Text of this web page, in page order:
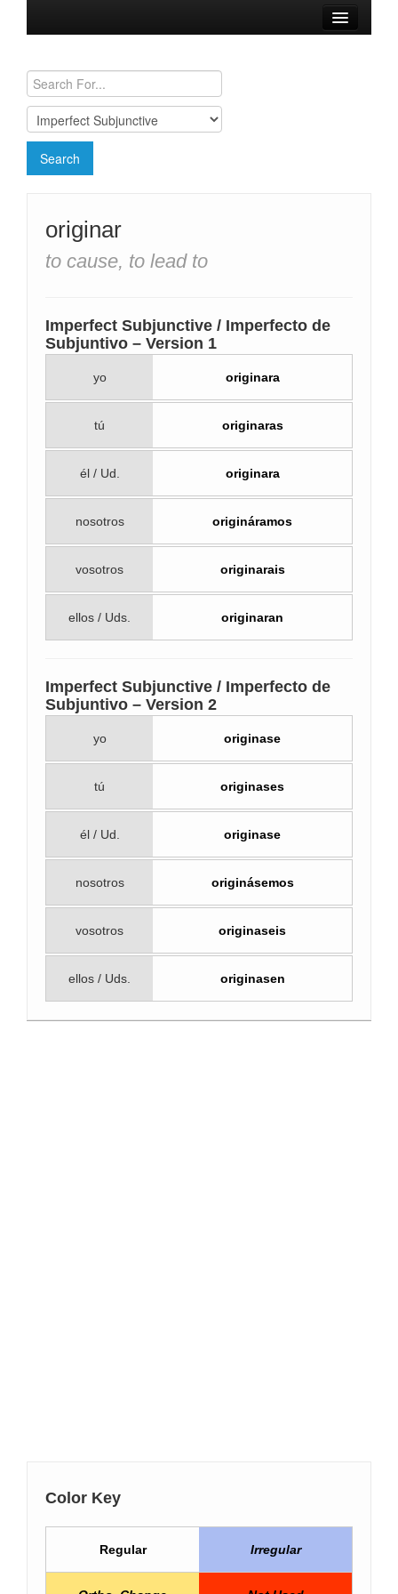
Conjugation Charts
Need a Spanish Tutor?
originar
to cause, to lead to
Imperfect Subjunctive / Imperfecto de
Subjuntivo – Version 1
yo originara
tú originaras
él / Ud. originara
nosotros origináramos
vosotros originarais
ellos / Uds. originaran
Imperfect Subjunctive / Imperfecto de
Subjuntivo – Version 2
yo originase
tú originases
él / Ud. originase
nosotros originásemos
vosotros originaseis
ellos / Uds. originasen
Color Key
Regular Irregular